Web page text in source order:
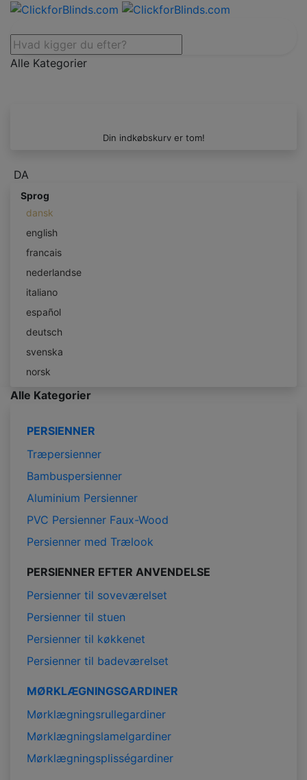
Alle Kategorier
Din indkøbskurv er tom!
DA
Sprog
dansk
english
francais
nederlandse
italiano
español
deutsch
svenska
norsk
Alle Kategorier
PERSIENNER
Træpersienner
Bambuspersienner
Aluminium Persienner
PVC Persienner Faux-Wood
Persienner med Trælook
PERSIENNER EFTER ANVENDELSE
Persienner til soveværelset
Persienner til stuen
Persienner til køkkenet
Persienner til badeværelset
MØRKLÆGNINGSGARDINER
Mørklægningsrullegardiner
Mørklægningslamelgardiner
Mørklægningsplisségardiner